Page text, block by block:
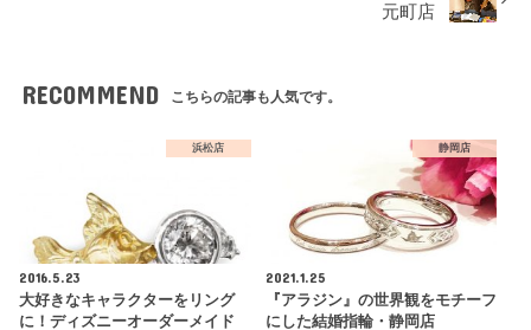
元町店
RECOMMEND こちらの記事も人気です。
浜松店
2016.5.23
大好きなキャラクターをリング
に！ディズニーオーダーメイド
静岡店
2021.1.25
『アラジン』の世界観をモチーフ
にした結婚指輪・静岡店